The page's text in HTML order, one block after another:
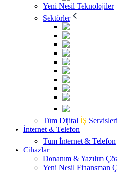
Yeni Nesil Teknolojiler
Sektörler
Tüm Dijital İŞ Servisleri
İnternet & Telefon
Tüm İnternet & Telefon
Cihazlar
Donanım & Yazılım
Yeni Nesil Finansman